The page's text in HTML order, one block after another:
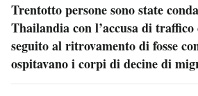
Trentotto persone sono state
Thailandia con l’accusa di
seguito al ritrovamento di fosse
ospitavano i corpi di decine di